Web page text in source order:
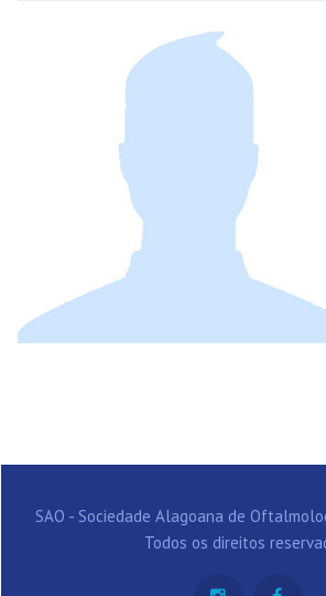
SAO - Sociedade Alagoana de
Todos os direitos